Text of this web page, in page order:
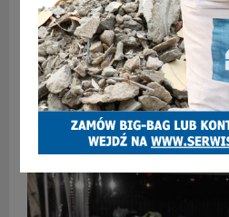
Zorganizowali już Wigilię,
czas na wielkanocny poczęstunek.
administratorzy internetowej
zapraszają wszystkich...